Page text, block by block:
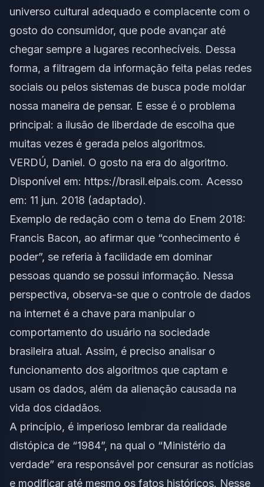
universo cultural adequado e complacente com o
gosto do consumidor, que pode avançar até
chegar sempre a lugares reconhecíveis. Dessa
forma, a filtragem da informação feita pelas redes
sociais ou pelos sistemas de busca pode moldar
nossa maneira de pensar. E esse é o problema
principal: a ilusão de liberdade de escolha que
muitas vezes é gerada pelos algoritmos.
VERDÚ, Daniel. O gosto na era do algoritmo.
Disponível em: https://brasil.elpais.com. Acesso
em: 11 jun. 2018 (adaptado).
Exemplo de redação com o tema do Enem 2018:
Francis Bacon, ao afirmar que “conhecimento é
poder”, se referia à facilidade em dominar
pessoas quando se possui informação. Nessa
perspectiva, observa-se que o controle de dados
na internet é a chave para manipular o
comportamento do usuário na sociedade
brasileira atual. Assim, é preciso analisar o
funcionamento dos algoritmos que captam e
usam os dados, além da alienação causada na
vida dos cidadãos.
A princípio, é imperioso lembrar da realidade
distópica de “1984”, na qual o “Ministério da
verdade” era responsável por censurar as notícias
e modificar até mesmo os fatos históricos. Nesse